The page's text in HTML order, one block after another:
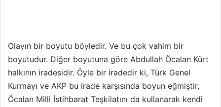
Olayın bir boyutu böyledir. Ve bu çok vahim bir
boyutudur. Diğer boyutuna göre Abdullah Öcalan Kürt
halkının iradesidir. Öyle bir iradedir ki, Türk Genel
Kurmayı ve AKP bu irade karşısında boyun eğmiştir,
Öcalan Milli İstihbarat Teşkilatını da kullanarak kendi